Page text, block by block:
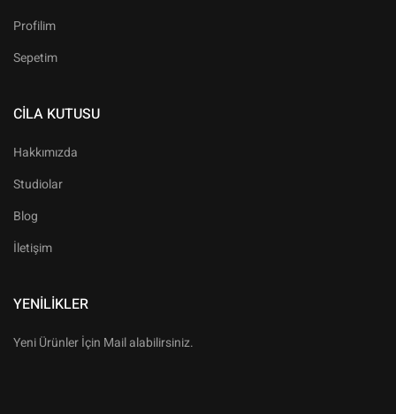
Profilim
Sepetim
CILA KUTUSU
Hakkımızda
Studiolar
Blog
İletişim
YENILIKLER
Yeni Ürünler İçin Mail alabilirsiniz.